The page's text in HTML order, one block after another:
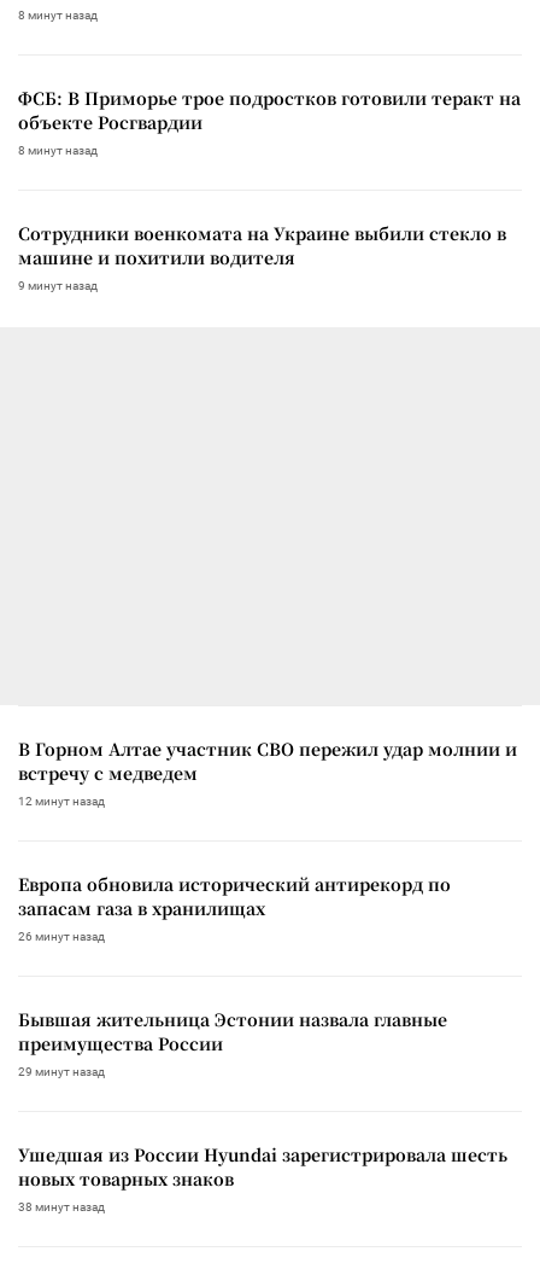
8 минут назад
ФСБ: В Приморье трое подростков готовили теракт на
объекте Росгвардии
8 минут назад
Сотрудники военкомата на Украине выбили стекло в
машине и похитили водителя
9 минут назад
В Горном Алтае участник СВО пережил удар молнии и
встречу с медведем
12 минут назад
Европа обновила исторический антирекорд по
запасам газа в хранилищах
26 минут назад
Бывшая жительница Эстонии назвала главные
преимущества России
29 минут назад
Ушедшая из России Hyundai зарегистрировала шесть
новых товарных знаков
38 минут назад